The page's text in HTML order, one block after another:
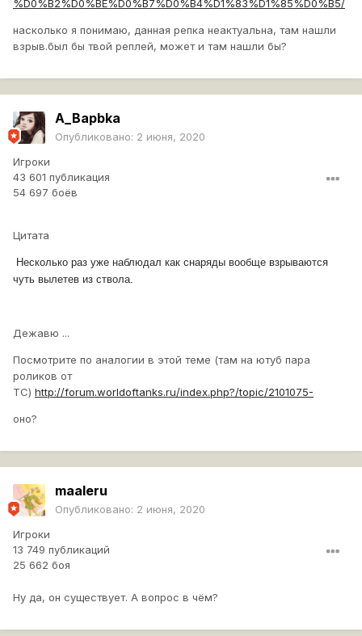
%D0%B2%D0%BE%D0%B7%D0%B4%D1%83%D1%85%D0%B5/
насколько я понимаю, данная репка неактуальна, там нашли
взрыв.был бы твой реплей, может и там нашли бы?
A_Bapbka
Опубликовано: 2 июня, 2020
Игроки
43 601 публикация
54 697 боёв
Цитата
Несколько раз уже наблюдал как снаряды вообще взрываются
чуть вылетев из ствола.
Дежавю ...
Посмотрите по аналогии в этой теме (там на ютуб пара
роликов от
ТС) http://forum.worldoftanks.ru/index.php?/topic/2101075-
оно?
maaleru
Опубликовано: 2 июня, 2020
Игроки
13 749 публикаций
25 662 боя
Ну да, он существует. А вопрос в чём?